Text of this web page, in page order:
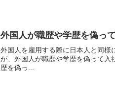
外国人が職歴や学歴を偽っ
外国人を雇用する際に日本人と同様
が、外国人が職歴や学歴を偽って
歴を偽っ...